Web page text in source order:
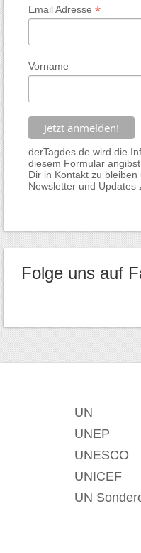
Email Adresse *
Vorname
derTagdes.de wird die
diesem Formular
Dir in Kontakt zu
Newsletter und Updates
Folge uns auf
UN
UNEP
UNESCO
UNICEF
UN